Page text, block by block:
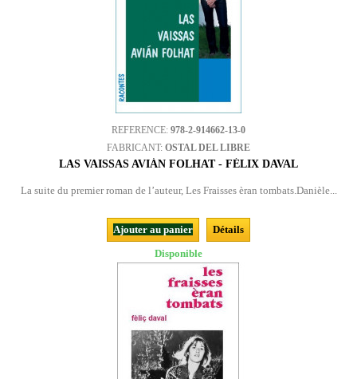
REFERENCE: 978-2-914662-13-0
FABRICANT: OSTAL DEL LIBRE
LAS VAISSAS AVIÁN FOLHAT - FÉLIX DAVAL
La suite du premier roman de l’auteur, Les Fraisses èran tombats.Danièle...
Ajouter au panier
Détails
Disponible